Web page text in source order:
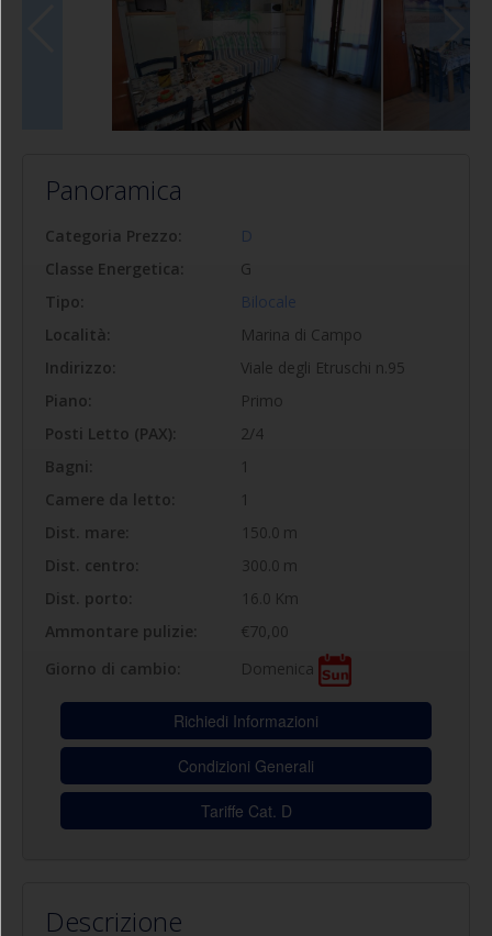
Panoramica
Categoria Prezzo:
D
Classe Energetica:
G
Tipo:
Bilocale
Località:
Marina di Campo
Indirizzo:
Viale degli Etruschi n.95
Piano:
Primo
Posti Letto (PAX):
2/4
Bagni:
1
Camere da letto:
1
Dist. mare:
150.0 m
Dist. centro:
300.0 m
Dist. porto:
16.0 Km
Ammontare pulizie:
€70,00
Giorno di cambio:
Domenica
Richiedi Informazioni
Condizioni Generali
Tariffe Cat. D
Descrizione